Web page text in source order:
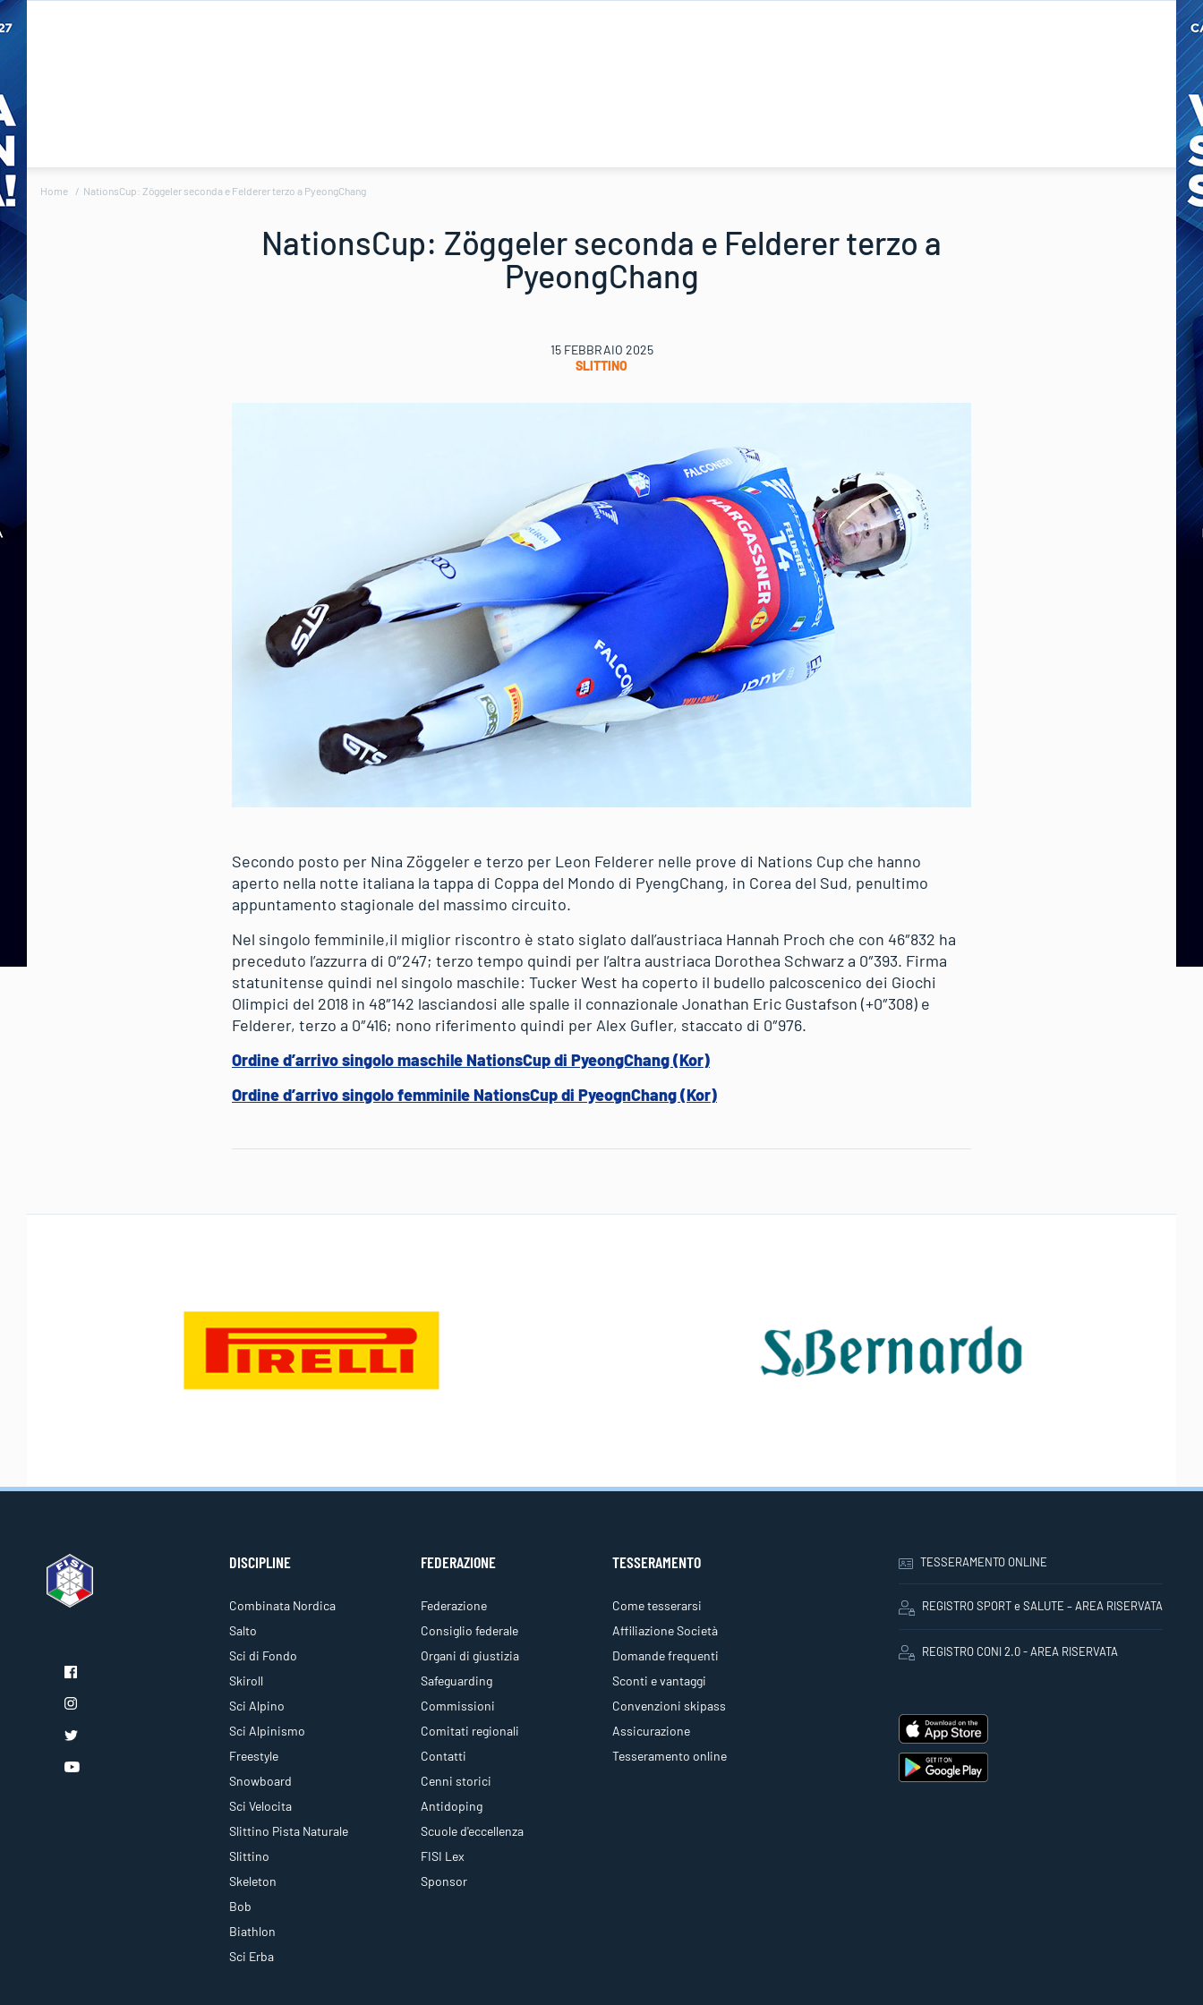
Home NationsCup: Zöggeler seconda e Felderer terzo a PyeongChang
NationsCup: Zöggeler seconda e Felderer terzo a
PyeongChang
15 FEBBRAIO 2025
SLITTINO
Secondo posto per Nina Zöggeler e terzo per Leon Felderer nelle prove di Nations Cup che hanno
aperto nella notte italiana la tappa di Coppa del Mondo di PyengChang, in Corea del Sud, penultimo
appuntamento stagionale del massimo circuito.
Nel singolo femminile,il miglior riscontro è stato siglato dall’austriaca Hannah Proch che con 46″832 ha
preceduto l’azzurra di 0″247; terzo tempo quindi per l’altra austriaca Dorothea Schwarz a 0″393. Firma
statunitense quindi nel singolo maschile: Tucker West ha coperto il budello palcoscenico dei Giochi
Olimpici del 2018 in 48″142 lasciandosi alle spalle il connazionale Jonathan Eric Gustafson (+0″308) e
Felderer, terzo a 0″416; nono riferimento quindi per Alex Gufler, staccato di 0″976.
Ordine d’arrivo singolo maschile NationsCup di PyeongChang (Kor)
Ordine d’arrivo singolo femminile NationsCup di PyeognChang (Kor)
DISCIPLINE
Combinata Nordica
Salto
Sci di Fondo
Skiroll
Sci Alpino
Sci Alpinismo
Freestyle
Snowboard
Sci Velocita
Slittino Pista Naturale
Slittino
Skeleton
Bob
Biathlon
Sci Erba
FEDERAZIONE
Federazione
Consiglio federale
Organi di giustizia
Safeguarding
Commissioni
Comitati regionali
Contatti
Cenni storici
Antidoping
Scuole d'eccellenza
FISI Lex
Sponsor
TESSERAMENTO
Come tesserarsi
Affiliazione Società
Domande frequenti
Sconti e vantaggi
Convenzioni skipass
Assicurazione
Tesseramento online
TESSERAMENTO ONLINE
REGISTRO SPORT e SALUTE – AREA RISERVATA
REGISTRO CONI 2.0 - AREA RISERVATA